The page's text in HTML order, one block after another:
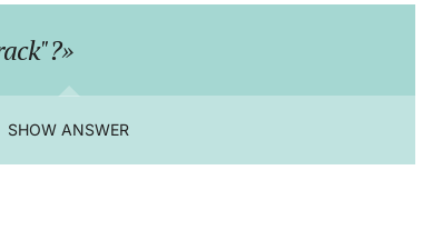
SHOW ANSWER